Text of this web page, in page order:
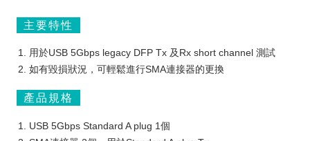
主要特性
用於USB 5Gbps legacy DFP Tx 及Rx short channel 測試
如有毀損狀況，可輕鬆進行SMA連接器的更換
產品規格
USB 5Gbps Standard A plug 1個